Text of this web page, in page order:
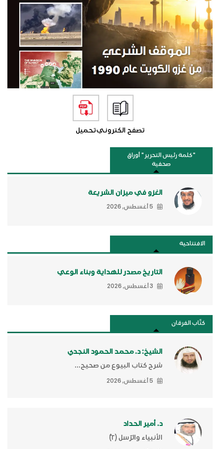
تصفح الكترونيتحميل
"كلمة رئيس التحرير " أوراق
صحفية
الغزو في ميزان الشريعة
5 أغسطس, 2026
الافتتاحية
التاريخ مصدر للهداية وبناء الوعي
3 أغسطس, 2026
كتَّاب الفرقان
الشيخ: د. محمد الحمود النجدي
شرح كتاب البيوع من صحيح...
5 أغسطس, 2026
د. أمير الحداد
الأنبياء والرّسل (٢)ّ